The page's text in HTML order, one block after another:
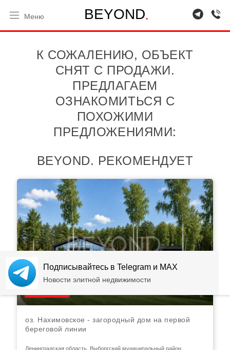
BEYOND.
Меню
К СОЖАЛЕНИЮ, ОБЪЕКТ
СНЯТ С ПРОДАЖИ.
ПРЕДЛАГАЕМ
ОЗНАКОМИТЬСЯ С
ПОХОЖИМИ
ПРЕДЛОЖЕНИЯМИ:
BEYOND. РЕКОМЕНДУЕТ
оз. Нахимовское - загородный дом на первой
береговой линии
Ленинградская область, Выборгский муниципальный район,
Подписывайтесь в Telegram и MAX
Новости элитной недвижимости